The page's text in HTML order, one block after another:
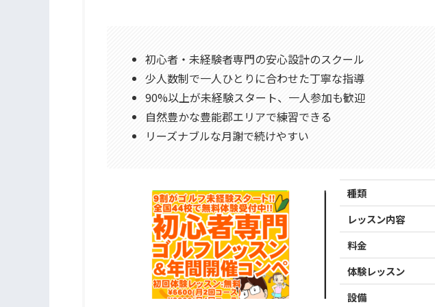
初心者・未経験者専門の安心設計のスクール
少人数制で一人ひとりに合わせた丁寧な指導
90%以上が未経験スタート、一人参加も歓迎
自然豊かな豊能郡エリアで練習できる
リーズナブルな月謝で続けやすい
種類
レッスン内容
料金
体験レッスン
設備